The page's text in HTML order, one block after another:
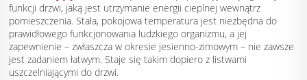
funkcji drzwi, jaką jest utrzymanie energii cieplnej wewnątrz
pomieszczenia. Stała, pokojowa temperatura jest niezbędna do
prawidłowego funkcjonowania ludzkiego organizmu, a jej
zapewnienie – zwłaszcza w okresie jesienno-zimowym – nie zawsze
jest zadaniem łatwym. Staje się takim dopiero z listwami
uszczelniającymi do drzwi.